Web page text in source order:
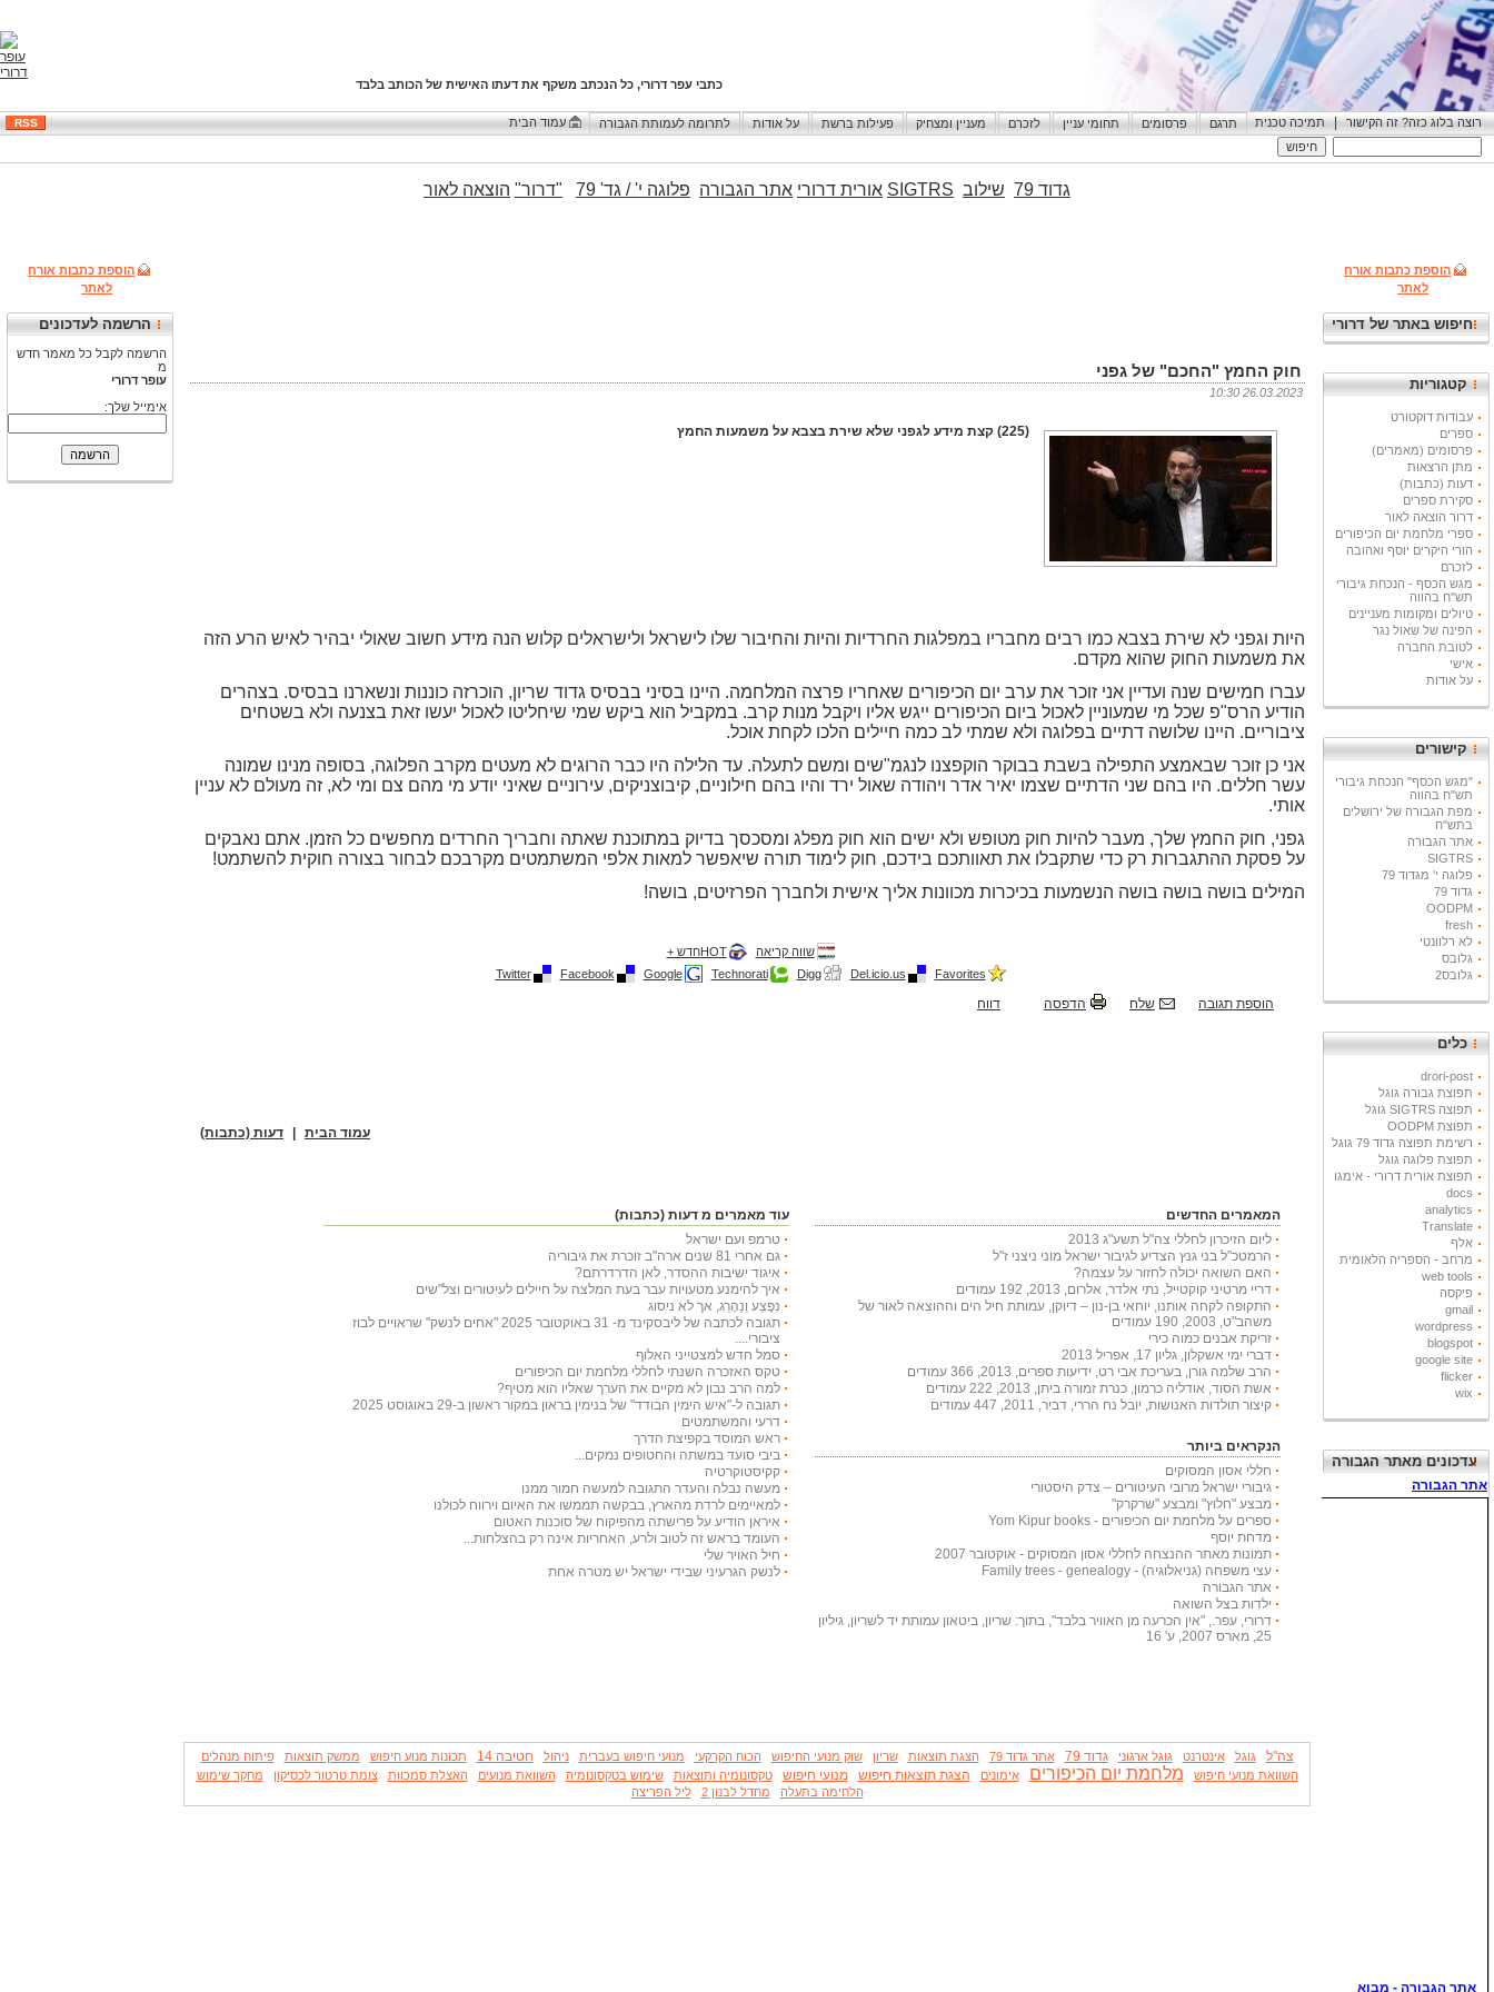
כתבי עפר דרורי, כל הנכתב משקף את דעתו האישית של הכותב בלבד
RSS רוצה בלוג כזה? זה הקישור | תמיכה טכנית תרגם פרסומים תחומי עניין לזכרם מעניין ומצחיק פעילות ברשת על אודות לתרומה לעמותת הגבורה עמוד הבית
הוספת כתבות אורח
לאתר
הרשמה לעדכונים
הרשמה לקבל כל מאמר חדש
מ
עופר דרורי
אימייל שלך:
הוספת כתבות אורח
לאתר
חיפוש באתר של דרורי
קטגוריות
עבודות דוקטורט
ספרים
פרסומים (מאמרים)
מתן הרצאות
דעות (כתבות)
סקירת ספרים
דרור הוצאה לאור
ספרי מלחמת יום הכיפורים
הורי היקרים יוסף ואהובה
לזכרם
מגש הכסף - הנכחת גיבורי
תש"ח בהווה
טיולים ומקומות מעניינים
הפינה של שאול נגר
לטובת החברה
אישי
על אודות
קישורים
"מגש הכסף" הנכחת גיבורי
תש"ח בהווה
מפת הגבורה של ירושלים
בתש"ח
אתר הגבורה
SIGTRS
פלוגה י' מגדוד 79
גדוד 79
OODPM
fresh
לא רלוונטי
גלובס
גלובס2
כלים
drori-post
תפוצת גבורה גוגל
תפוצה SIGTRS גוגל
תפוצת OODPM
רשימת תפוצה גדוד 79 גוגל
תפוצת פלוגה גוגל
תפוצת אורית דרורי - אימגו
docs
analytics
Translate
אלף
מרחב - הספריה הלאומית
web tools
פיקסה
gmail
wordpress
blogspot
google site
flicker
wix
עדכונים מאתר הגבורה
גדוד 79 שילוב SIGTRS אורית דרורי אתר הגבורה פלוגה י' / גד' 79 "דרור" הוצאה לאור
חוק החמץ "החכם" של גפני
26.03.2023 10:30
(225) קצת מידע לגפני שלא שירת בצבא על משמעות החמץ
היות וגפני לא שירת בצבא כמו רבים מחבריו במפלגות החרדיות והיות והחיבור שלו לישראל ולישראלים קלוש הנה מידע חשוב שאולי יבהיר לאיש הרע הזה
את משמעות החוק שהוא מקדם.
עברו חמישים שנה ועדיין אני זוכר את ערב יום הכיפורים שאחריו פרצה המלחמה. היינו בסיני בבסיס גדוד שריון, הוכרזה כוננות ונשארנו בבסיס. בצהרים
הודיע הרס"פ שכל מי שמעוניין לאכול ביום הכיפורים ייגש אליו ויקבל מנות קרב. במקביל הוא ביקש שמי שיחליטו לאכול יעשו זאת בצנעה ולא בשטחים
ציבוריים. היינו שלושה דתיים בפלוגה ולא שמתי לב כמה חיילים הלכו לקחת אוכל.
אני כן זוכר שבאמצע התפילה בשבת בבוקר הוקפצנו לנגמ"שים ומשם לתעלה. עד הלילה היו כבר הרוגים לא מעטים מקרב הפלוגה, בסופה מנינו שמונה
עשר חללים. היו בהם שני הדתיים שצמו יאיר אדר ויהודה שאול ירד והיו בהם חילוניים, קיבוצניקים, עירוניים שאיני יודע מי מהם צם ומי לא, זה מעולם לא עניין
אותי.
גפני, חוק החמץ שלך, מעבר להיות חוק מטופש ולא ישים הוא חוק מפלג ומסכסך בדיוק במתוכנת שאתה וחבריך החרדים מחפשים כל הזמן. אתם נאבקים
על פסקת ההתגברות רק כדי שתקבלו את תאוותכם בידכם, חוק לימוד תורה שיאפשר למאות אלפי המשתמטים מקרבכם לבחור בצורה חוקית להשתמט!
המילים בושה בושה בושה הנשמעות בכיכרות מכוונות אליך אישית ולחברך הפרזיטים, בושה!
שווה קריאה
HOTחדש +
Favorites
Del.icio.us
Digg
Technorati
Google
Facebook
Twitter
הוספת תגובה שלח הדפסה דווח
עמוד הבית דעות (כתבות)
המאמרים החדשים
ליום הזיכרון לחללי צה"ל תשע"ג 2013
הרמטכ"ל בני גנץ הצדיע לגיבור ישראל מוני ניצני ז"ל
האם השואה יכולה לחזור על עצמה?
דריי מרטיני קוקטייל, נתי אלדר, אלרום, 2013, 192 עמודים
התקופה לקחה אותנו, יוחאי בן-נון – דיוקן, עמותת חיל הים וההוצאה לאור של
משהב"ט, 2003, 190 עמודים
זריקת אבנים כמוה כירי
דברי ימי אשקלון, גליון 17, אפריל 2013
הרב שלמה גורן, בעריכת אבי רט, ידיעות ספרים, 2013, 366 עמודים
אשת הסוד, אודליה כרמון, כנרת זמורה ביתן, 2013, 222 עמודים
קיצור תולדות האנושות, יובל נח הררי, דביר, 2011, 447 עמודים
הנקראים ביותר
חללי אסון המסוקים
גיבורי ישראל מרובי העיטורים – צדק היסטורי
מבצע "חלוץ" ומבצע "שרקרק"
ספרים על מלחמת יום הכיפורים - Yom Kipur books
מדחת יוסף
תמונות מאתר ההנצחה לחללי אסון המסוקים - אוקטובר 2007
עצי משפחה (גניאלוגיה) - Family trees - genealogy
אתר הגבורה
ילדות בצל השואה
דרורי, עפר., "אין הכרעה מן האוויר בלבד", בתוך: שריון, ביטאון עמותת יד לשריון, גיליון
25, מארס 2007, ע' 16
עוד מאמרים מ דעות (כתבות)
טרמפ ועם ישראל
גם אחרי 81 שנים ארה"ב זוכרת את גיבוריה
איגוד ישיבות ההסדר, לאן הדרדרתם?
איך להימנע מטעויות עבר בעת המלצה על חיילים לעיטורים וצל"שים
נִפָּצַע וְנֵהָרֵג, אך לא ניסוג
תגובה לכתבה של ליבסקינד מ- 31 באוקטובר 2025 "אחים לנשק" שראויים לבוז
ציבורי....
סמל חדש למצטייני האלוף
טקס האזכרה השנתי לחללי מלחמת יום הכיפורים
למה הרב נבון לא מקיים את הערך שאליו הוא מטיף?
תגובה ל-"איש הימין הבודד" של בנימין בראון במקור ראשון ב-29 באוגוסט 2025
דרעי והמשתמטים
ראש המוסד בקפיצת הדרך
ביבי סועד במשתה והחטופים נמקים...
קקיסטוקרטיה
מעשה נבלה והעדר התגובה למעשה חמור ממנו
למאיימים לרדת מהארץ, בבקשה תממשו את האיום וירווח לכולנו
איראן הודיע על פרישתה מהפיקוח של סוכנות האטום
העומד בראש זה לטוב ולרע, האחריות אינה רק בהצלחות...
חיל האויר שלי
לנשק הגרעיני שבידי ישראל יש מטרה אחת
צה"ל גוגל אינטרנט גוגל ארגוני גדוד 79 אתר גדוד 79 הצגת תוצאות שריון שוק מנועי החיפוש הכוח הקרקעי מנועי חיפוש בעברית ניהול חטיבה 14 תכונות מנוע חיפוש ממשק תוצאות
פיתוח מנהלים
השוואת מנועי חיפוש
מלחמת יום הכיפורים אימונים הצגת תוצאות חיפוש מנועי חיפוש טקסונומיה ותוצאות שימוש בטקסונומיה השוואת מנועים האצלת סמכוות צומת טרטור לכסיקון
מחקר שימוש
הלחימה בתעלה
מחדל לבנון 2 ליל הפריצה